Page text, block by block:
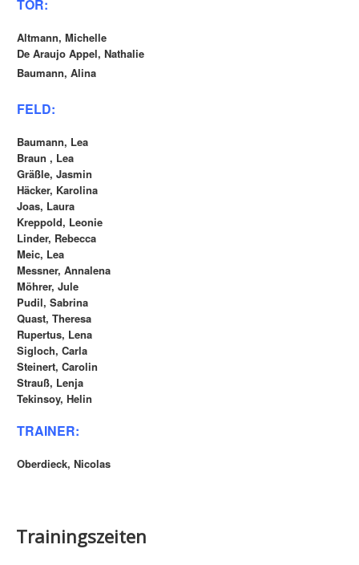
TOR:
Altmann, Michelle
De Araujo Appel, Nathalie
Baumann, Alina
FELD:
Baumann, Lea
Braun , Lea
Gräßle, Jasmin
Häcker, Karolina
Joas, Laura
Kreppold, Leonie
Linder, Rebecca
Meic, Lea
Messner, Annalena
Möhrer, Jule
Pudil, Sabrina
Quast, Theresa
Rupertus, Lena
Sigloch, Carla
Steinert, Carolin
Strauß, Lenja
Tekinsoy, Helin
TRAINER:
Oberdieck, Nicolas
Trainingszeiten